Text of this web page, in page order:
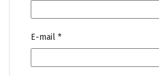
E-mail *